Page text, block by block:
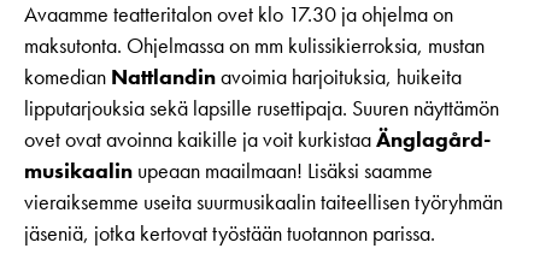
Avaamme teatteritalon ovet klo 17.30 ja ohjelma on
maksutonta. Ohjelmassa on mm kulissikierroksia, mustan
komedian Nattlandinavoimia harjoituksia, huikeita
lipputarjouksia sekä lapsille rusettipaja. Suuren näyttämön
ovet ovat avoinna kaikille ja voit kurkistaaÄnglagård-
musikaalin upeaan maailmaan! Lisäksi saamme
vieraiksemme useita suurmusikaalin taiteellisen työryhmän
jäseniä, jotka kertovat työstään tuotannon parissa.